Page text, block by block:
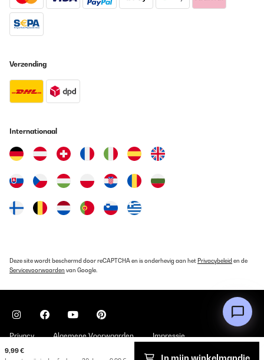
9,99 €
In mijn winkelmandje
Verzending
Internationaal
Deze site wordt beschermd door reCAPTCHA en is onderhevig aan het Privacybeleid en de
Servicevoorwaarden van Google.
Privacy Algemene Voorwaarden Impressie